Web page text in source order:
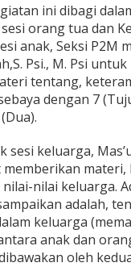
ini dibagi
orang tua dan
anak, Seksi P2M
Psi., M. Psi untuk
tentang,
dengan 7
keluarga,
memberikan
nilai keluarga.
adalah,
keluarga
anak dan
oleh